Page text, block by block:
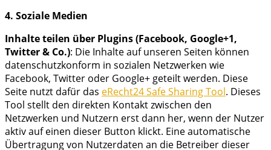
4. Soziale Medien
Inhalte teilen über Plugins (Facebook, Google+1,
Twitter & Co.): Die Inhalte auf unseren Seiten können
datenschutzkonform in sozialen Netzwerken wie
Facebook, Twitter oder Google+ geteilt werden. Diese
Seite nutzt dafür das eRecht24 Safe Sharing Tool. Dieses
Tool stellt den direkten Kontakt zwischen den
Netzwerken und Nutzern erst dann her, wenn der Nutzer
aktiv auf einen dieser Button klickt. Eine automatische
Übertragung von Nutzerdaten an die Betreiber dieser